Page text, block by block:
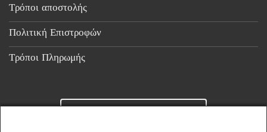
Τρόποι αποστολής
Πολιτική Επιστροφών
Τρόποι Πληρωμής